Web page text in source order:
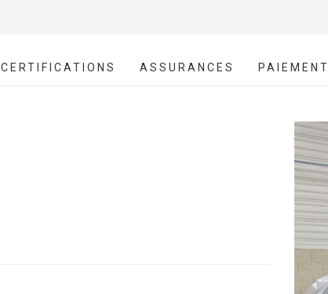
CERTIFICATIONS ASSURANCES PAIEMENT